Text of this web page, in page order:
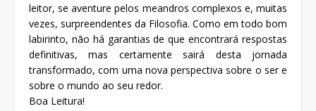
leitor, se aventure pelos meandros complexos e, muitas
vezes, surpreendentes da Filosofia. Como em todo bom
labirinto, não há garantias de que encontrará respostas
definitivas, mas certamente sairá desta jornada
transformado, com uma nova perspectiva sobre o ser e
sobre o mundo ao seu redor.
Boa Leitura!